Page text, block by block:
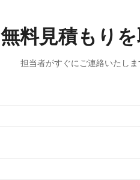
無料見積もり
担当者がすぐにご連絡いたしま